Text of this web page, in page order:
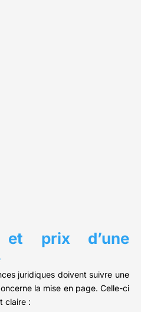
et prix d’une
juridiques doivent suivre une
la mise en page. Celle-ci
claire :